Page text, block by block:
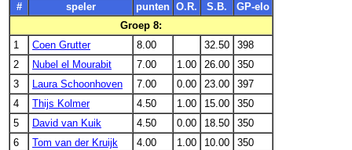
#
speler punten O.R. S.B.
GP-elo
Groep 8:
1
Coen Grutter 8.00 32.50
398
2
Nubel el Mourabit 7.00 1.00 26.00
350
3
Laura Schoonhoven 7.00 0.00 23.00
397
4
Thijs Kolmer 4.50 1.00 15.00
350
5
David van Kuik 4.50 0.00 18.50
350
6
Tom van der Kruijk 4.00 1.00 10.00
350